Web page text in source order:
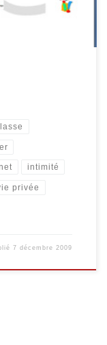
intimité
privée
7 décembre 2009